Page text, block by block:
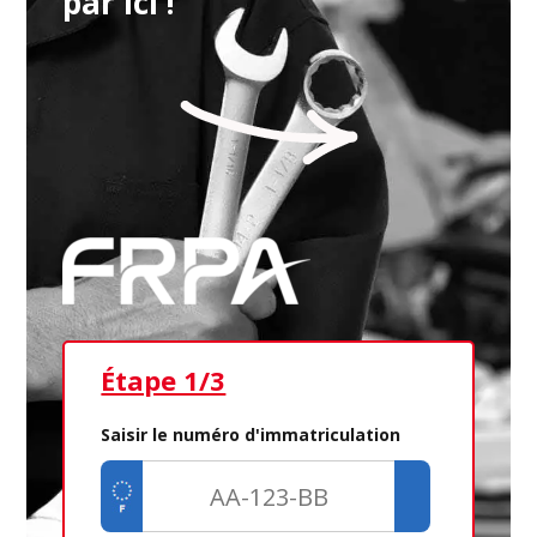
Étape 1/3
Saisir le numéro d'immatriculation